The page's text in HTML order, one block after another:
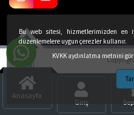
Anasayfa
Giriş
Bu web sitesi, hizmetlerimizden en
düzenlemelere uygun çerezler kullanır.
KVKK aydınlatma metnini